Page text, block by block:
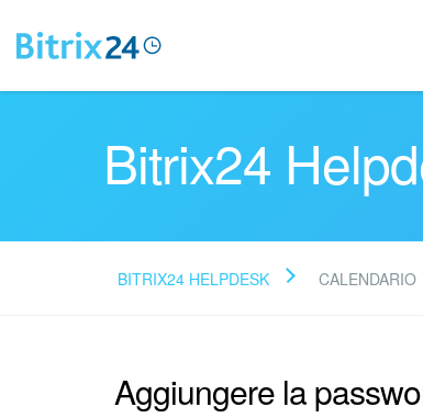
Bitrix24
BITRIX24 HELPDESK CALENDARIO
Aggiungere la